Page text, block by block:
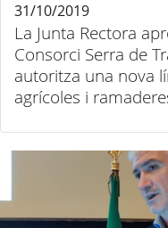
La Junta Rectora
Consorci Serra de
autoritza una nova
agrícoles i
31/10/2019